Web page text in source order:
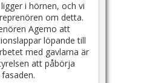
i hörnen, och vi
om detta.
Agemo att
löpande till
med gavlarna är
att påbörja